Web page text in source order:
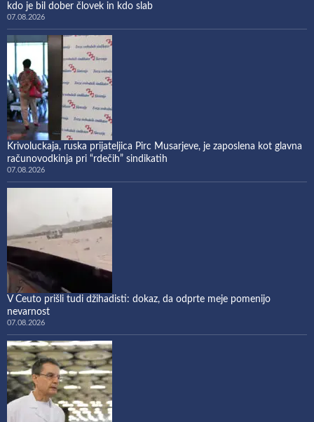
kdo je bil dober človek in kdo slab
07.08.2026
Krivoluckaja, ruska prijateljica Pirc Musarjeve, je zaposlena kot glavna
računovodkinja pri “rdečih” sindikatih
07.08.2026
V Ceuto prišli tudi džihadisti: dokaz, da odprte meje pomenijo
nevarnost
07.08.2026